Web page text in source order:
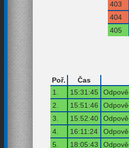
403
404
405
Poř.
Čas
1.
15:31:45
2.
15:51:46
3.
15:52:40
4.
16:11:24
5.
18:05:43